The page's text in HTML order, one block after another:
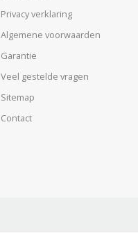
Privacy verklaring
Algemene voorwaarden
Garantie
Veel gestelde vragen
Sitemap
Contact